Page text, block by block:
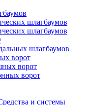
шлагбаумов
шлагбаумов
шлагбаумов
ворот
ворот
ворот
и системы